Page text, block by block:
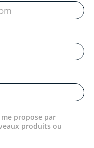
me propose par
produits ou